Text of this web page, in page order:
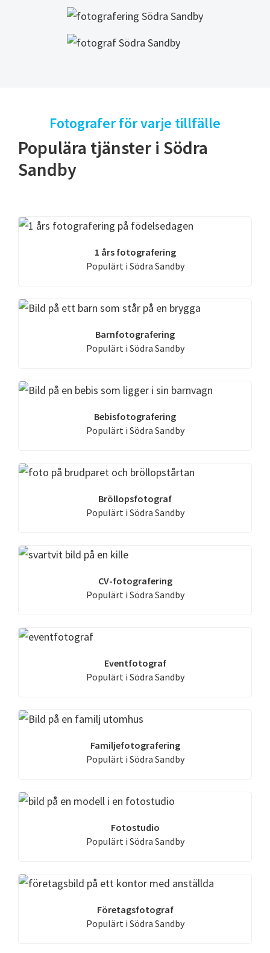
Fotografer för varje tillfälle
Populära tjänster i Södra
Sandby
1 års fotografering
Populärt i Södra Sandby
Barnfotografering
Populärt i Södra Sandby
Bebisfotografering
Populärt i Södra Sandby
Bröllopsfotograf
Populärt i Södra Sandby
CV-fotografering
Populärt i Södra Sandby
Eventfotograf
Populärt i Södra Sandby
Familjefotografering
Populärt i Södra Sandby
Fotostudio
Populärt i Södra Sandby
Företagsfotograf
Populärt i Södra Sandby